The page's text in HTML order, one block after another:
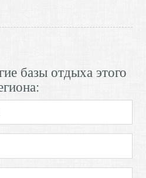
базы отдыха этого